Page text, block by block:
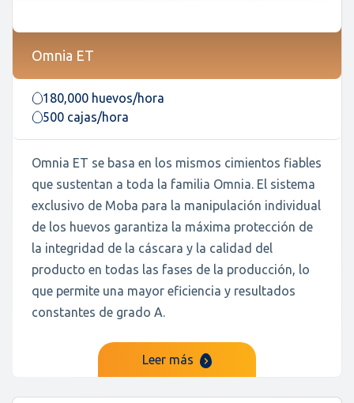
Omnia ET
180,000 huevos/hora
500 cajas/hora
Omnia ET se basa en los mismos cimientos fiables
que sustentan a toda la familia Omnia. El sistema
exclusivo de Moba para la manipulación individual
de los huevos garantiza la máxima protección de
la integridad de la cáscara y la calidad del
producto en todas las fases de la producción, lo
que permite una mayor eficiencia y resultados
constantes de grado A.
Leer más